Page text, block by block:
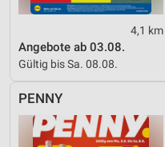
4,1 km
Angebote ab 03.08.
Gültig bis Sa. 08.08.
PENNY